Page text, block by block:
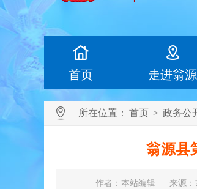
首页 走进翁源
所在位置： 首页 > 政务公
翁源县
作者：本站编辑 来源